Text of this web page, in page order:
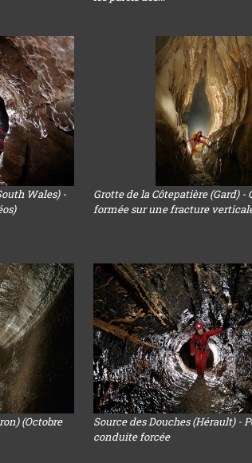
Wales) -
Grotte de la Côtepatière (Gard) -
formée sur une fracture
(Octobre
Source des Douches (Hérault) -
conduite forcée